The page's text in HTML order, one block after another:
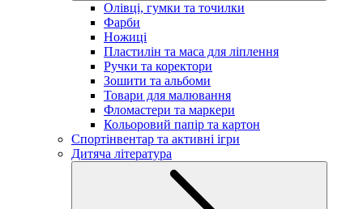
Олівці, гумки та точилки
Фарби
Ножиці
Пластилін та маса для ліплення
Ручки та коректори
Зошити та альбоми
Товари для малювання
Фломастери та маркери
Кольоровий папір та картон
Спортінвентар та активні ігри
Дитяча література